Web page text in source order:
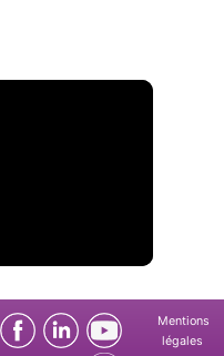
Mentions
légales